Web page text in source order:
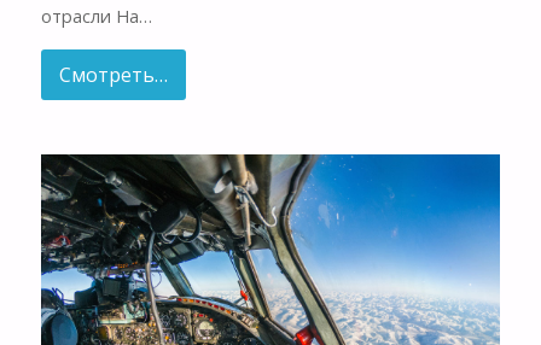
отрасли На…
Смотреть…